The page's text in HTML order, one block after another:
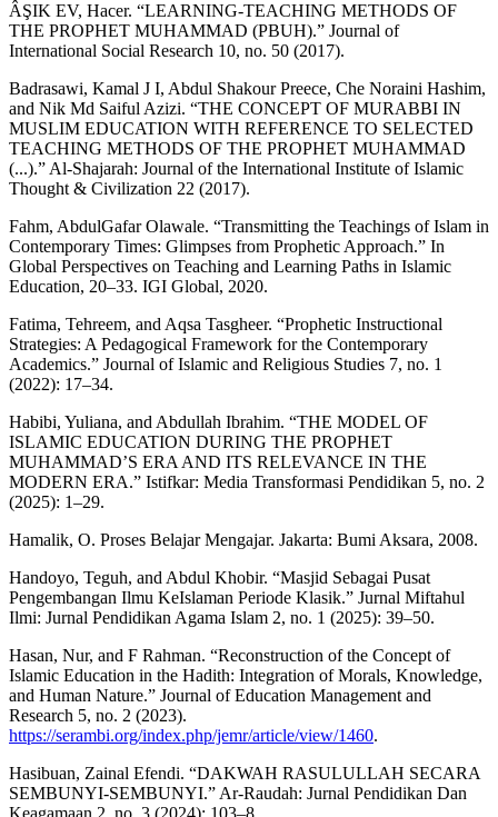
ÂŞIK EV, Hacer. “LEARNING-TEACHING METHODS OF
THE PROPHET MUHAMMAD (PBUH).” Journal of
International Social Research 10, no. 50 (2017).
Badrasawi, Kamal J I, Abdul Shakour Preece, Che Noraini Hashim,
and Nik Md Saiful Azizi. “THE CONCEPT OF MURABBI IN
MUSLIM EDUCATION WITH REFERENCE TO SELECTED
TEACHING METHODS OF THE PROPHET MUHAMMAD
(...).” Al-Shajarah: Journal of the International Institute of Islamic
Thought & Civilization 22 (2017).
Fahm, AbdulGafar Olawale. “Transmitting the Teachings of Islam in
Contemporary Times: Glimpses from Prophetic Approach.” In
Global Perspectives on Teaching and Learning Paths in Islamic
Education, 20–33. IGI Global, 2020.
Fatima, Tehreem, and Aqsa Tasgheer. “Prophetic Instructional
Strategies: A Pedagogical Framework for the Contemporary
Academics.” Journal of Islamic and Religious Studies 7, no. 1
(2022): 17–34.
Habibi, Yuliana, and Abdullah Ibrahim. “THE MODEL OF
ISLAMIC EDUCATION DURING THE PROPHET
MUHAMMAD’S ERA AND ITS RELEVANCE IN THE
MODERN ERA.” Istifkar: Media Transformasi Pendidikan 5, no. 2
(2025): 1–29.
Hamalik, O. Proses Belajar Mengajar. Jakarta: Bumi Aksara, 2008.
Handoyo, Teguh, and Abdul Khobir. “Masjid Sebagai Pusat
Pengembangan Ilmu KeIslaman Periode Klasik.” Jurnal Miftahul
Ilmi: Jurnal Pendidikan Agama Islam 2, no. 1 (2025): 39–50.
Hasan, Nur, and F Rahman. “Reconstruction of the Concept of
Islamic Education in the Hadith: Integration of Morals, Knowledge,
and Human Nature.” Journal of Education Management and
Research 5, no. 2 (2023).
https://serambi.org/index.php/jemr/article/view/1460.
Hasibuan, Zainal Efendi. “DAKWAH RASULULLAH SECARA
SEMBUNYI-SEMBUNYI.” Ar-Raudah: Jurnal Pendidikan Dan